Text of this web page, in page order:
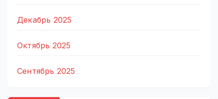
Декабрь 2025
Октябрь 2025
Сентябрь 2025